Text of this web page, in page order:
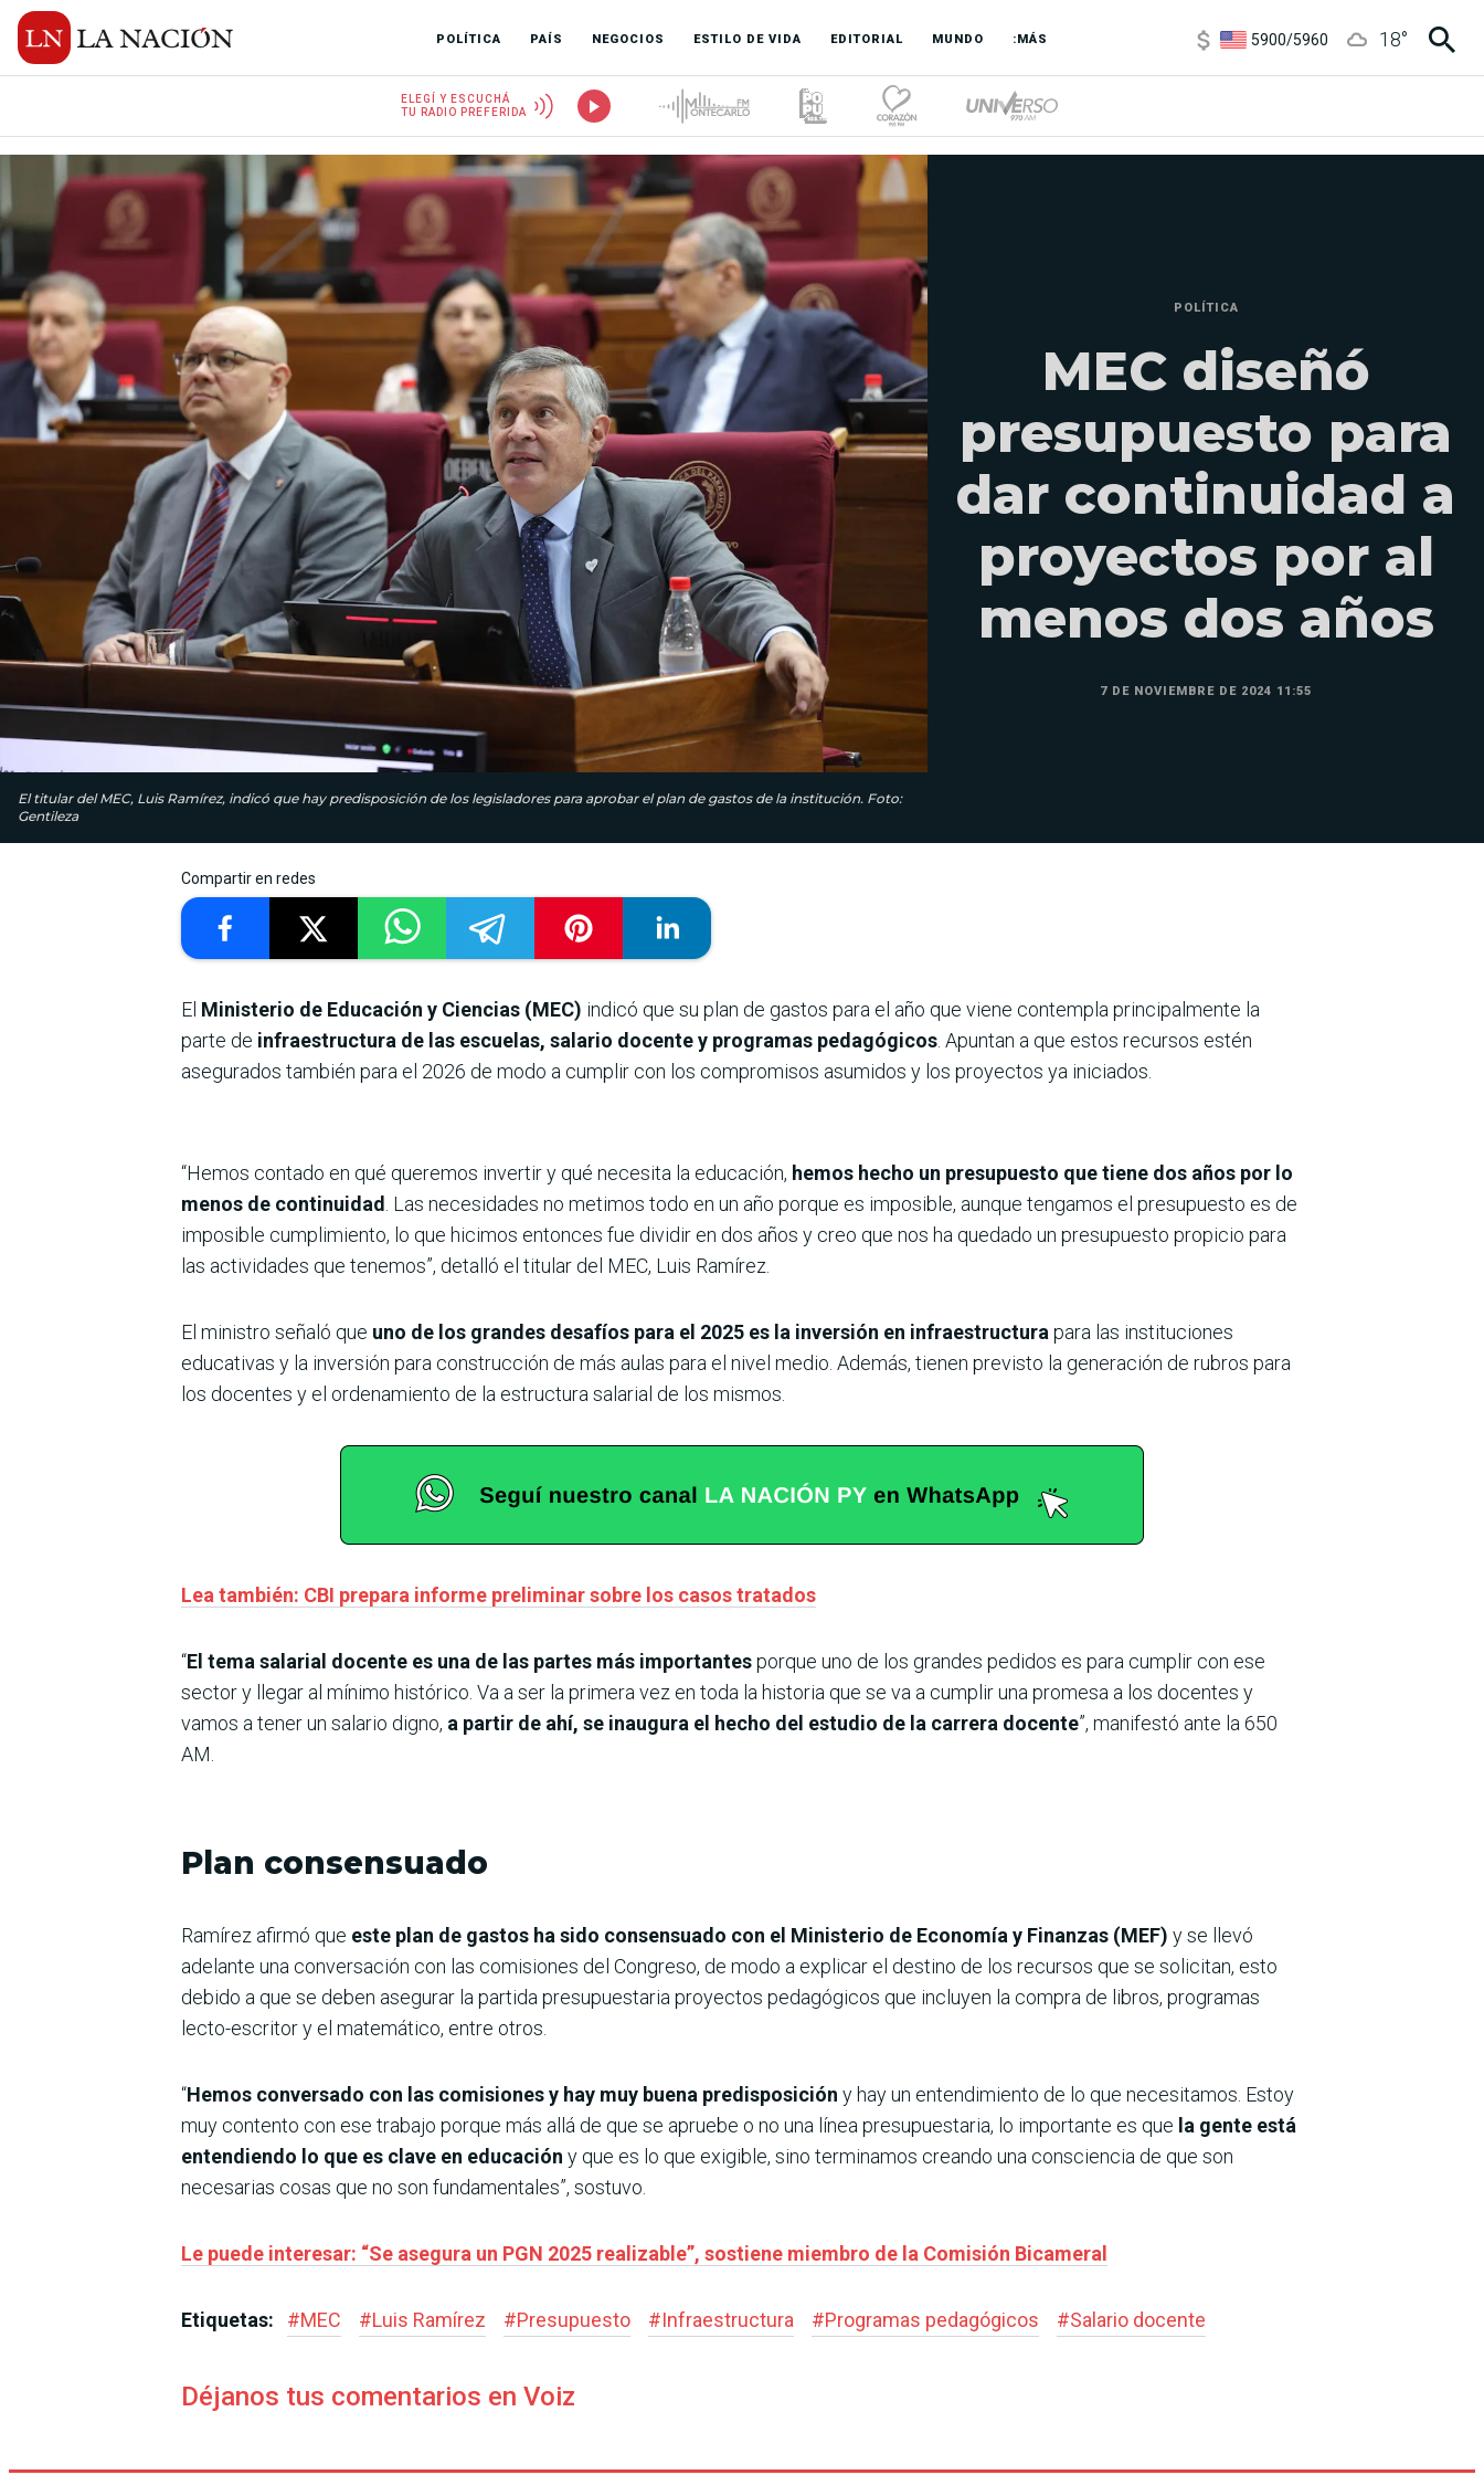
POLÍTICA PAÍS NEGOCIOS ESTILO DE VIDA EDITORIAL MUNDO :MÁS
1100/1160 18°
ELEGÍ Y ESCUCHÁ
TU RADIO PREFERIDA
El titular del MEC, Luis Ramírez, indicó que hay predisposición de los legisladores para aprobar el plan de gastos de la institución. Foto:
Gentileza
POLÍTICA
MEC diseñó
presupuesto para
dar continuidad a
proyectos por al
menos dos años
7 DE NOVIEMBRE DE 2024 11:55
Compartir en redes
El Ministerio de Educación y Ciencias (MEC) indicó que su plan de gastos para el año que viene contempla principalmente la
parte de infraestructura de las escuelas, salario docente y programas pedagógicos . Apuntan a que estos recursos estén
asegurados también para el 2026 de modo a cumplir con los compromisos asumidos y los proyectos ya iniciados.
“Hemos contado en qué queremos invertir y qué necesita la educación, hemos hecho un presupuesto que tiene dos años por lo
menos de continuidad . Las necesidades no metimos todo en un año porque es imposible, aunque tengamos el presupuesto es de
imposible cumplimiento, lo que hicimos entonces fue dividir en dos años y creo que nos ha quedado un presupuesto propicio para
las actividades que tenemos”, detalló el titular del MEC, Luis Ramírez.
El ministro señaló que uno de los grandes desafíos para el 2025 es la inversión en infraestructura para las instituciones
educativas y la inversión para construcción de más aulas para el nivel medio. Además, tienen previsto la generación de rubros para
los docentes y el ordenamiento de la estructura salarial de los mismos.
Lea también: CBI prepara informe preliminar sobre los casos tratados
“El tema salarial docente es una de las partes más importantesporque uno de los grandes pedidos es para cumplir con ese
sector y llegar al mínimo histórico. Va a ser la primera vez en toda la historia que se va a cumplir una promesa a los docentes y
vamos a tener un salario digno, a partir de ahí, se inaugura el hecho del estudio de la carrera docente”, manifestó ante la 650
AM.
Plan consensuado
Ramírez afirmó que este plan de gastos ha sido consensuado con el Ministerio de Economía y Finanzas (MEF) y se llevó
adelante una conversación con las comisiones del Congreso, de modo a explicar el destino de los recursos que se solicitan, esto
debido a que se deben asegurar la partida presupuestaria proyectos pedagógicos que incluyen la compra de libros, programas
lecto-escritor y el matemático, entre otros.
“Hemos conversado con las comisiones y hay muy buena predisposición y hay un entendimiento de lo que necesitamos. Estoy
muy contento con ese trabajo porque más allá de que se apruebe o no una línea presupuestaria, lo importante es que la gente está
entendiendo lo que es clave en educación y que es lo que exigible, sino terminamos creando una consciencia de que son
necesarias cosas que no son fundamentales”, sostuvo.
Le puede interesar: “Se asegura un PGN 2025 realizable”, sostiene miembro de la Comisión Bicameral
Etiquetas: #MEC #Luis Ramírez #Presupuesto #Infraestructura #Programas pedagógicos #Salario docente
Déjanos tus comentarios en Voiz